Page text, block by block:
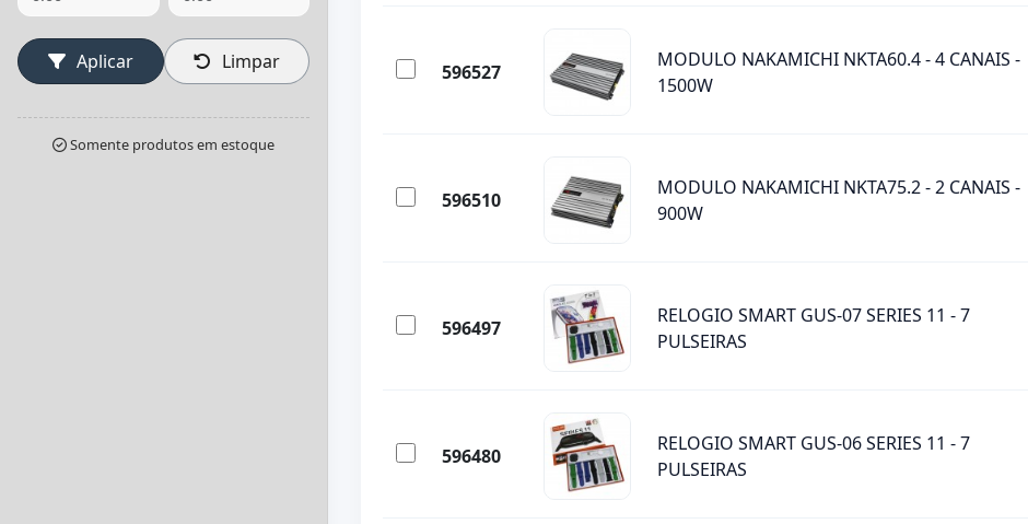
Aplicar Limpar
Somente produtos em estoque
596527
MODULO NAKAMICHI NKTA60.4 - 4 CANAIS -
1500W
596510
MODULO NAKAMICHI NKTA75.2 - 2 CANAIS -
900W
596497
RELOGIO SMART GUS-07 SERIES 11 - 7
PULSEIRAS
596480
RELOGIO SMART GUS-06 SERIES 11 - 7
PULSEIRAS